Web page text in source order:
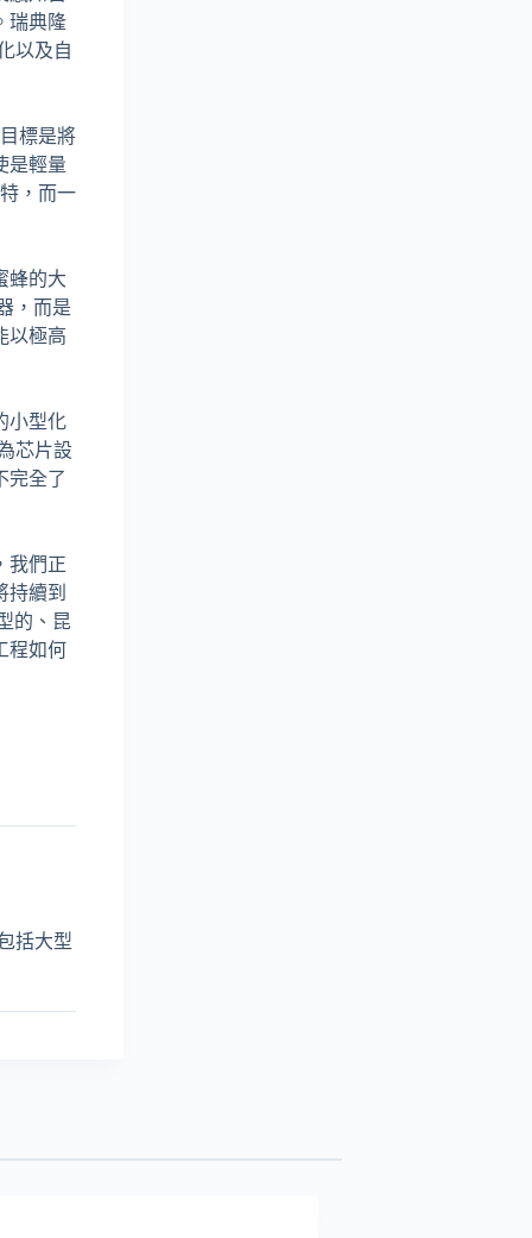
瑞典隆
以及自
標是將
是輕量
，而一
蜂的大
，而是
以極高
小型化
芯片設
完全了
我們正
持續到
的、昆
程如何
括大型